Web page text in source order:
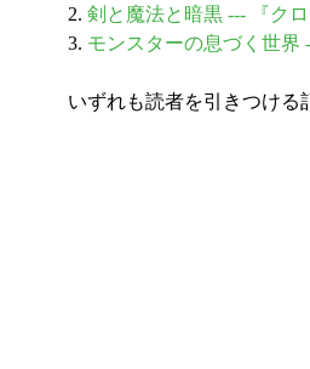
2. 剣と魔法と暗黒 --- 『ク
3. モンスターの息づく世界
いずれも読者を引きつける